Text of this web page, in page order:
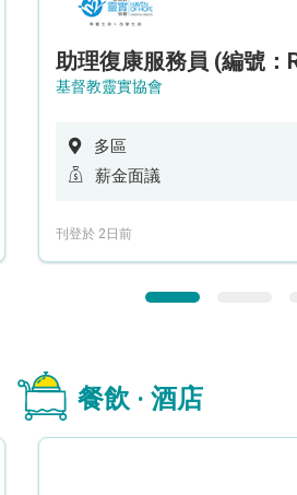
基督教靈實協會
多區
薪金面議
刊登於 2日前
餐飲 · 酒店